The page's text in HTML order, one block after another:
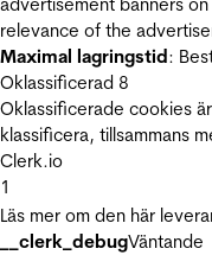
relevance of the
Maximal lagringstid:
Oklassificerad 8
Oklassificerade cookies
klassificera, tillsammans
Clerk.io
1
Läs mer om den här
__clerk_debugVäntande